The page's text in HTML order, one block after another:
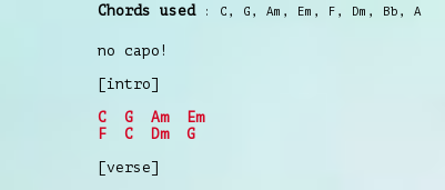
Chords used C , G , Am , Em , F , Dm , Bb , A
no capo!
[intro]
C
G Am
Em
F
C Dm
G
[verse]